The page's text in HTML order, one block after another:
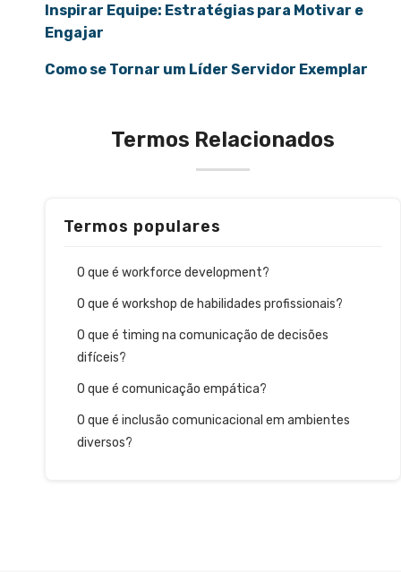
Inspirar Equipe: Estratégias para Motivar e
Engajar
Como se Tornar um Líder Servidor Exemplar
Termos Relacionados
Termos populares
O que é workforce development?
O que é workshop de habilidades profissionais?
O que é timing na comunicação de decisões
difíceis?
O que é comunicação empática?
O que é inclusão comunicacional em ambientes
diversos?